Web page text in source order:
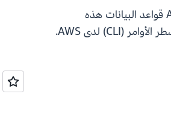
تتوفر هذه الميزة لـ Amazon Aurora وAmazon Neptune وAmazon DocumentDB، في جميع المناطق التي تدعم فيها AWS Backup قواعد البيانات هذه
والخزائن المعزولة منطقيًا. يمكنك البدء في استخدام هذه الميزة اليوم من خلال وحدة إدارة تحكم AWS أو مجموعات AWS SDK أو واجهة سطر الأوامر (CLI) لدى AWS.